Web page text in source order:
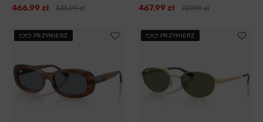
466,99 zł 535,99 zł 467,99 zł 739,99 zł
PRZYMIERZ PRZYMIERZ